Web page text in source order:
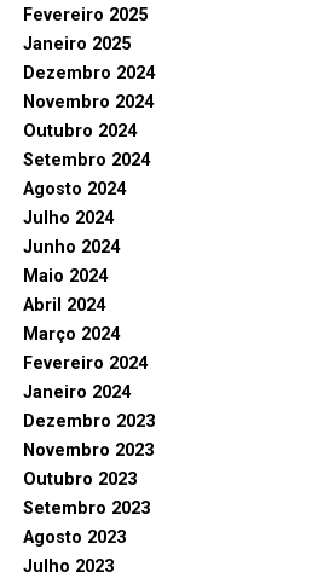
Fevereiro 2025
Janeiro 2025
Dezembro 2024
Novembro 2024
Outubro 2024
Setembro 2024
Agosto 2024
Julho 2024
Junho 2024
Maio 2024
Abril 2024
Março 2024
Fevereiro 2024
Janeiro 2024
Dezembro 2023
Novembro 2023
Outubro 2023
Setembro 2023
Agosto 2023
Julho 2023